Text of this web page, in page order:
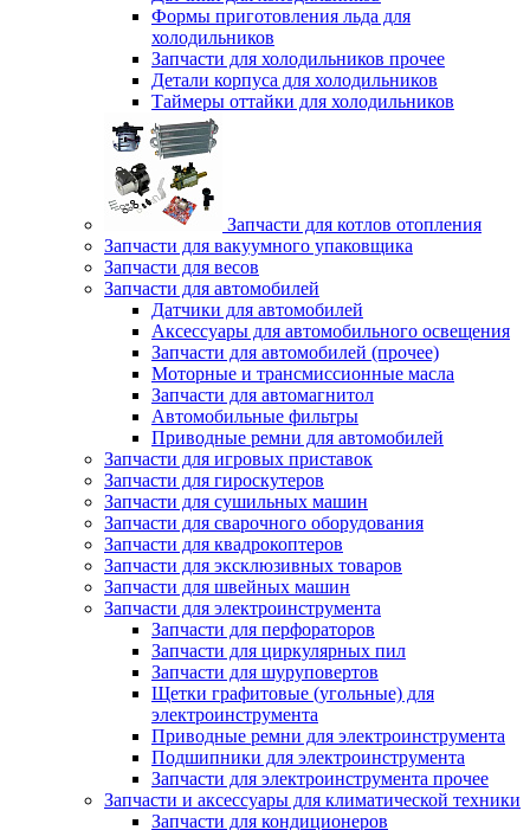
Формы приготовления льда для
холодильников
Запчасти для холодильников прочее
Детали корпуса для холодильников
Таймеры оттайки для холодильников
Запчасти для котлов отопления
Запчасти для вакуумного упаковщика
Запчасти для весов
Запчасти для автомобилей
Датчики для автомобилей
Аксессуары для автомобильного освещения
Запчасти для автомобилей (прочее)
Моторные и трансмиссионные масла
Запчасти для автомагнитол
Автомобильные фильтры
Приводные ремни для автомобилей
Запчасти для игровых приставок
Запчасти для гироскутеров
Запчасти для сушильных машин
Запчасти для сварочного оборудования
Запчасти для квадрокоптеров
Запчасти для эксклюзивных товаров
Запчасти для швейных машин
Запчасти для электроинструмента
Запчасти для перфораторов
Запчасти для циркулярных пил
Запчасти для шуруповертов
Щетки графитовые (угольные) для
электроинструмента
Приводные ремни для электроинструмента
Подшипники для электроинструмента
Запчасти для электроинструмента прочее
Запчасти и аксессуары для климатической техники
Запчасти для кондиционеров